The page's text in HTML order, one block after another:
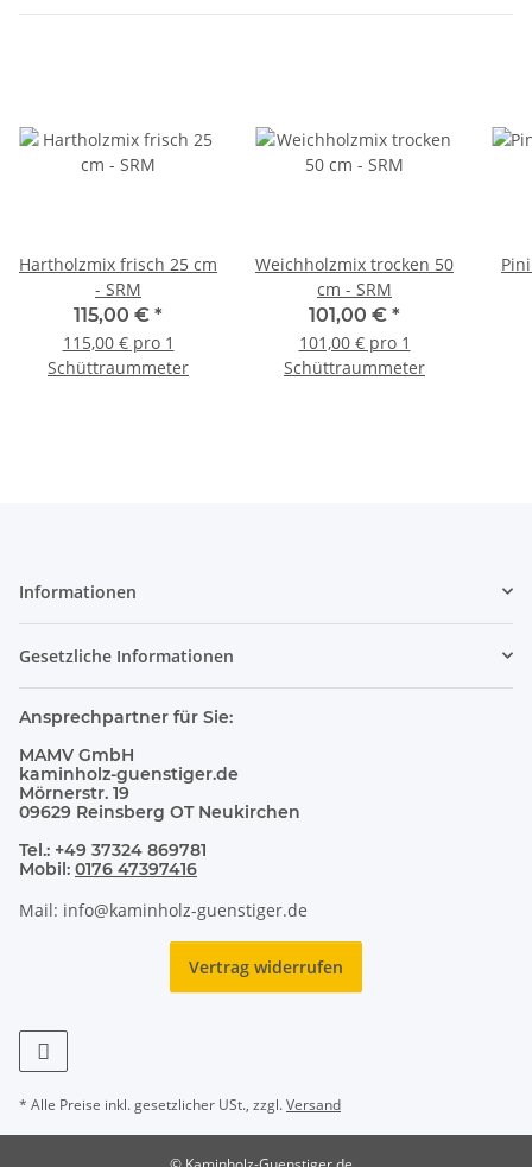
Hartholzmix frisch 25 cm
- SRM
115,00 € *
115,00 € pro 1
Schüttraummeter
Weichholzmix trocken 50
cm - SRM
101,00 € *
101,00 € pro 1
Schüttraummeter
Informationen
Gesetzliche Informationen
Ansprechpartner für Sie:
MAMV GmbH
kaminholz-guenstiger.de
Mörnerstr. 19
09629 Reinsberg OT Neukirchen
Tel.: +49 37324 869781
Mobil: 0176 47397416
Mail: info@kaminholz-guenstiger.de
Vertrag widerrufen
* Alle Preise inkl. gesetzlicher USt., zzgl.Versand